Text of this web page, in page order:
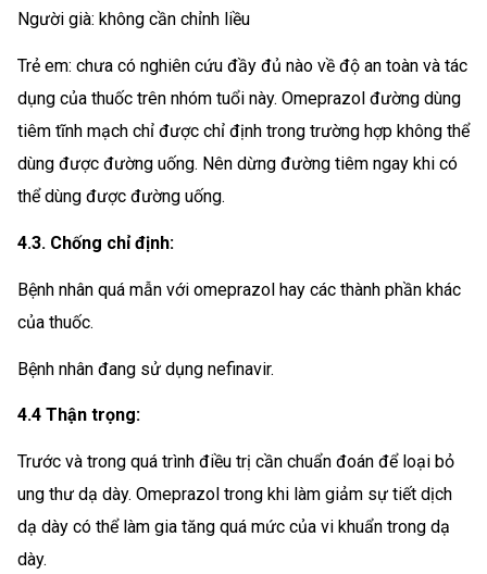
Người già: không cần chỉnh liều
Trẻ em: chưa có nghiên cứu đầy đủ nào về độ an toàn và tác
dụng của thuốc trên nhóm tuổi này. Omeprazol đường dùng
tiêm tĩnh mạch chỉ được chỉ định trong trường hợp không thể
dùng được đường uống. Nên dừng đường tiêm ngay khi có
thể dùng được đường uống.
4.3. Chống chỉ định:
Bệnh nhân quá mẫn với omeprazol hay các thành phần khác
của thuốc.
Bệnh nhân đang sử dụng nefinavir.
4.4 Thận trọng:
Trước và trong quá trình điều trị cần chuẩn đoán để loại bỏ
ung thư dạ dày. Omeprazol trong khi làm giảm sự tiết dịch
dạ dày có thể làm gia tăng quá mức của vi khuẩn trong dạ
dày.